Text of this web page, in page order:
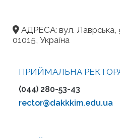
АДРЕСА: вул. Лаврська,
01015, Україна
ПРИЙМАЛЬНА
(044) 280-53-43
rector@dakkkim.edu.ua